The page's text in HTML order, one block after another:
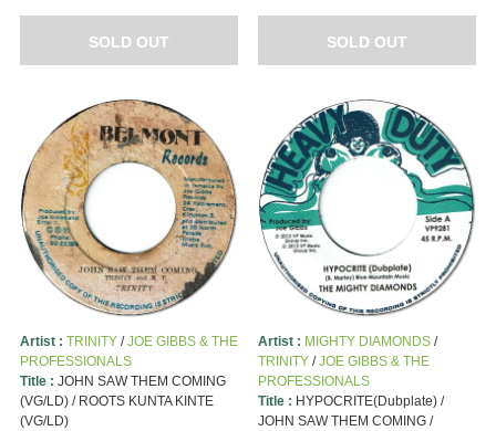
SOLD OUT SOLD OUT
Artist : TRINITY/JOE GIBBS & THE
PROFESSIONALS
Title : JOHN SAW THEM COMING
(VG/LD) / ROOTS KUNTA KINTE
(VG/LD)
Artist : MIGHTY DIAMONDS/
TRINITY/JOE GIBBS & THE
PROFESSIONALS
Title : HYPOCRITE(Dubplate) /
JOHN SAW THEM COMING /